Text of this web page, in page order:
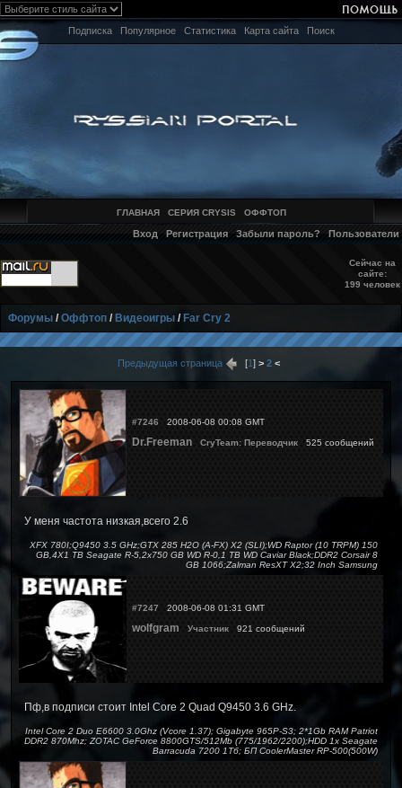
Подписка Популярное Статистика Карта сайта Поиск
ГЛАВНАЯ СЕРИЯ CRYSIS ОФФТОП
Вход Регистрация Забыли пароль? Пользователи
Сейчас на
сайте:
199 человек
Форумы /Оффтоп / Видеоигры / Far Cry 2
Предыдущая страница [1] > 2<
#7246 2008-06-08 00:08 GMT
Dr.Freeman CryTeam: Переводчик 525 сообщений
У меня частота низкая,всего 2.6
XFX 780I;Q9450 3.5 GHz;GTX 285 H2O (A-FX) X2 (SLI);WD Raptor (10 TRPM) 150
GB,4X1 TB Seagate R-5,2x750 GB WD R-0,1 TB WD Caviar Black;DDR2 Corsair 8
GB 1066;Zalman ResXT X2;32 Inch Samsung
#7247 2008-06-08 01:31 GMT
wolfgram Участник 921 сообщений
Пф,в подписи стоит Intel Core 2 Quad Q9450 3.6 GHz.
Intel Core 2 Duo E6600 3.0Ghz (Vcore 1.37); Gigabyte 965P-S3; 2*1Gb RAM Patriot
DDR2 870Mhz; ZOTAC GeForce 8800GTS/512Mb (775/1962/2200);HDD 1x Seagate
Barracuda 7200 1Тб; БП CoolerMaster RP-500(500W)